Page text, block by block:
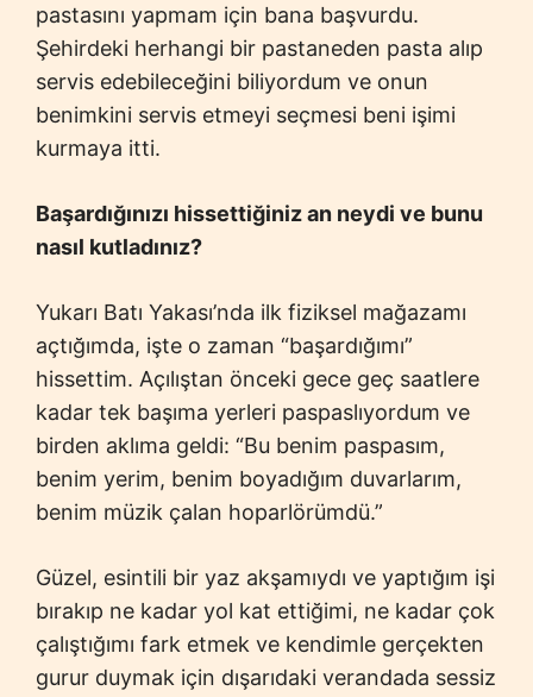
pastasını yapmam için bana başvurdu.
Şehirdeki herhangi bir pastaneden pasta alıp
servis edebileceğini biliyordum ve onun
benimkini servis etmeyi seçmesi beni işimi
kurmaya itti.
Başardığınızı hissettiğiniz an neydi ve bunu
nasıl kutladınız?
Yukarı Batı Yakası’nda ilk fiziksel mağazamı
açtığımda, işte o zaman “başardığımı”
hissettim. Açılıştan önceki gece geç saatlere
kadar tek başıma yerleri paspaslıyordum ve
birden aklıma geldi: “Bu benim paspasım,
benim yerim, benim boyadığım duvarlarım,
benim müzik çalan hoparlörümdü.”
Güzel, esintili bir yaz akşamıydı ve yaptığım işi
bırakıp ne kadar yol kat ettiğimi, ne kadar çok
çalıştığımı fark etmek ve kendimle gerçekten
gurur duymak için dışarıdaki verandada sessiz